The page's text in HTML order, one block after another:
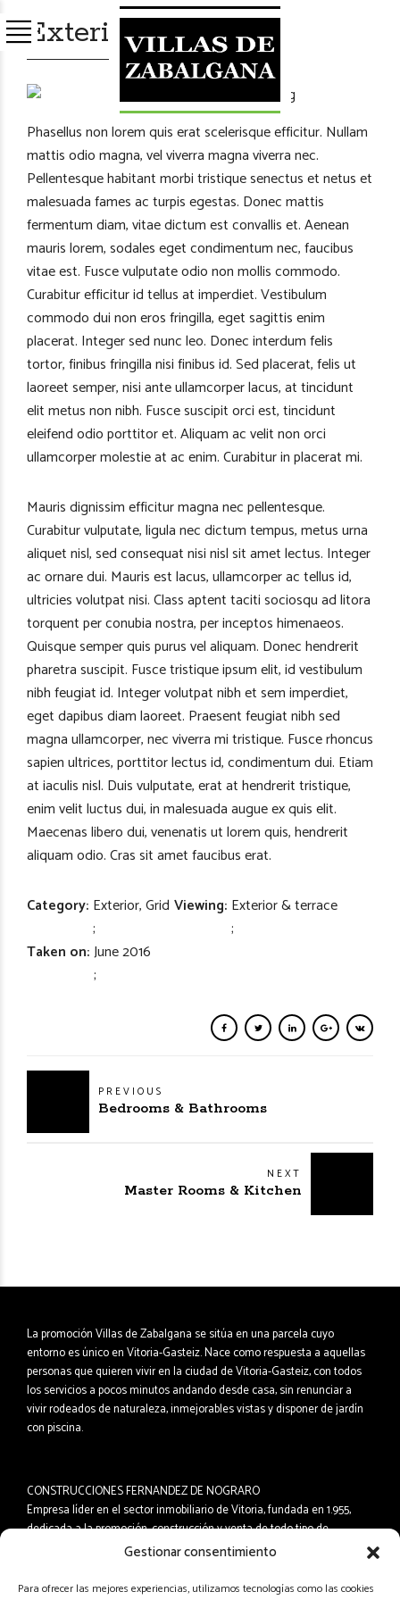
Gestionar consentimiento
Para ofrecer las mejores experiencias, utilizamos tecnologías como las cookies
Exterior highlights
Phasellus non lorem quis erat scelerisque efficitur. Nullam
mattis odio magna, vel viverra magna viverra nec.
Pellentesque habitant morbi tristique senectus et netus et
malesuada fames ac turpis egestas. Donec mattis
fermentum diam, vitae dictum est convallis et. Aenean
mauris lorem, sodales eget condimentum nec, faucibus
vitae est. Fusce vulputate odio non mollis commodo.
Curabitur efficitur id tellus at imperdiet. Vestibulum
commodo dui non eros fringilla, eget sagittis enim
placerat. Integer sed nunc leo. Donec interdum felis
tortor, finibus fringilla nisi finibus id. Sed placerat, felis ut
laoreet semper, nisi ante ullamcorper lacus, at tincidunt
elit metus non nibh. Fusce suscipit orci est, tincidunt
eleifend odio porttitor et. Aliquam ac velit non orci
ullamcorper molestie at ac enim. Curabitur in placerat mi.
Mauris dignissim efficitur magna nec pellentesque.
Curabitur vulputate, ligula nec dictum tempus, metus urna
aliquet nisl, sed consequat nisi nisl sit amet lectus. Integer
ac ornare dui. Mauris est lacus, ullamcorper ac tellus id,
ultricies volutpat nisi. Class aptent taciti sociosqu ad litora
torquent per conubia nostra, per inceptos himenaeos.
Quisque semper quis purus vel aliquam. Donec hendrerit
pharetra suscipit. Fusce tristique ipsum elit, id vestibulum
nibh feugiat id. Integer volutpat nibh et sem imperdiet,
eget dapibus diam laoreet. Praesent feugiat nibh sed
magna ullamcorper, nec viverra mi tristique. Fusce rhoncus
sapien ultrices, porttitor lectus id, condimentum dui. Etiam
at iaculis nisl. Duis vulputate, erat at hendrerit tristique,
enim velit luctus dui, in malesuada augue ex quis elit.
Maecenas libero dui, venenatis ut lorem quis, hendrerit
aliquam odio. Cras sit amet faucibus erat.
Category Exterior, Grid Viewing Exterior & terrace
Taken on June 2016
PREVIOUS
Bedrooms & Bathrooms
NEXT
Master Rooms & Kitchen
La promoción Villas de Zabalgana se sitúa en una parcela cuyo
entorno es único en Vitoria-Gasteiz. Nace como respuesta a aquellas
personas que quieren vivir en la ciudad de Vitoria-Gasteiz, con todos
los servicios a pocos minutos andando desde casa, sin renunciar a
vivir rodeados de naturaleza, inmejorables vistas y disponer de jardín
con piscina.
CONSTRUCCIONES FERNANDEZ DE NOGRARO
Empresa líder en el sector inmobiliario de Vitoria, fundada en 1.955,
dedicada a la promoción, construcción y venta de todo tipo de
inmuebles. Durante ésta dilatada trayectoria hemos edificado miles de
protección oficial.